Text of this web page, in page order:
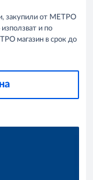
закупили от МЕТРО
и по
магазин в срок до